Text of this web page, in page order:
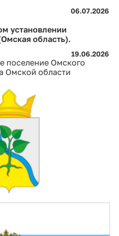
поселение Омского
Омской области
06.07.2026
установлении
область).
19.06.2026